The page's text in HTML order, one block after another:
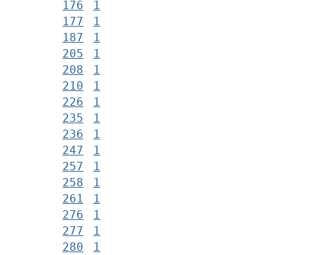
176
1
177
1
187
1
205
1
208
1
210
1
226
1
235
1
236
1
247
1
257
1
258
1
261
1
276
1
277
1
280
1